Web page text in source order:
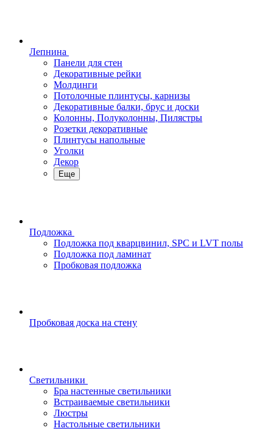
Лепнина
Панели для стен
Декоративные рейки
Молдинги
Потолочные плинтусы, карнизы
Декоративные балки, брус и доски
Колонны, Полуколонны, Пилястры
Розетки декоративные
Плинтусы напольные
Уголки
Декор
Еще
Подложка
Подложка под кварцвинил, SPC и LVT полы
Подложка под ламинат
Пробковая подложка
Пробковая доска на стену
Светильники
Бра настенные светильники
Встраиваемые светильники
Люстры
Настольные светильники